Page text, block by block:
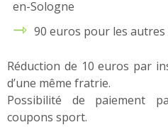
en-Sologne
90 euros pour les autres
Réduction de 10 euros par
d’une même fratrie.
Possibilité de paiement
coupons sport.